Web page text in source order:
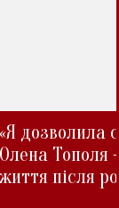
«Я дозволила
Олена Тополя
життя після